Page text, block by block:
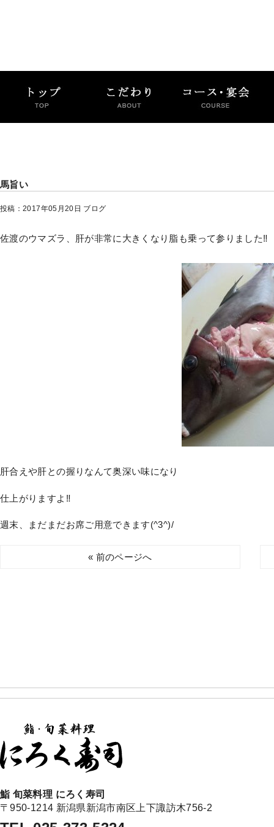
馬旨い
投稿：2017年05月20日 ブログ
佐渡のウマズラ、肝が非常に大きくなり脂も乗って参りました‼
肝合えや肝との握りなんて奥深い味になり
仕上がりますよ‼
週末、まだまだお席ご用意できます(^3^)/
« 前のページへ
鮨 旬菜料理 にろく寿司
〒950-1214 新潟県新潟市南区上下諏訪木756-2